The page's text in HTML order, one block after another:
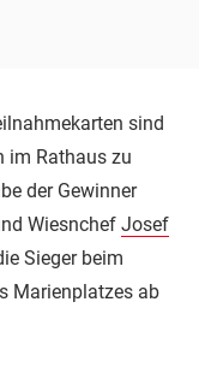
sind
im Rathaus zu
der Gewinner
Wiesnchef Josef
Sieger beim
Marienplatzes ab